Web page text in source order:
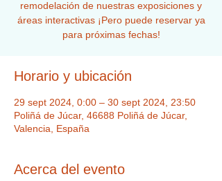
remodelación de nuestras exposiciones y
áreas interactivas ¡Pero puede reservar ya
para próximas fechas!
Horario y ubicación
29 sept 2024, 0:00 – 30 sept 2024, 23:50
Poliñá de Júcar, 46688 Poliñá de Júcar,
Valencia, España
Acerca del evento